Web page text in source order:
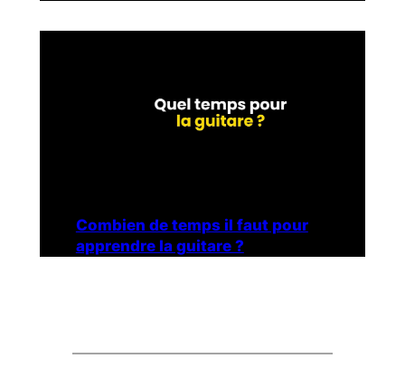
Combien de temps il faut pour
apprendre la guitare ?